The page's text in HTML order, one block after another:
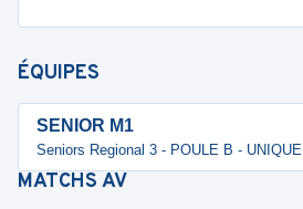
ÉQUIPES
SENIOR M1
Seniors Regional 3 - POULE B - UNIQUE
MATCHS AV